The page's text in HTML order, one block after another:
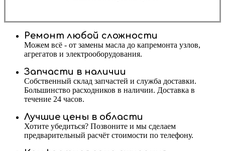
Ремонт любой сложности
Можем всё - от замены масла до капремонта узлов,
агрегатов и электрооборудования.
Запчасти в наличии
Собственный склад запчастей и служба доставки.
Большинство расходников в наличии. Доставка в
течение 24 часов.
Лучшие цены в области
Хотите убедиться? Позвоните и мы сделаем
предварительный расчёт стоимости по телефону.